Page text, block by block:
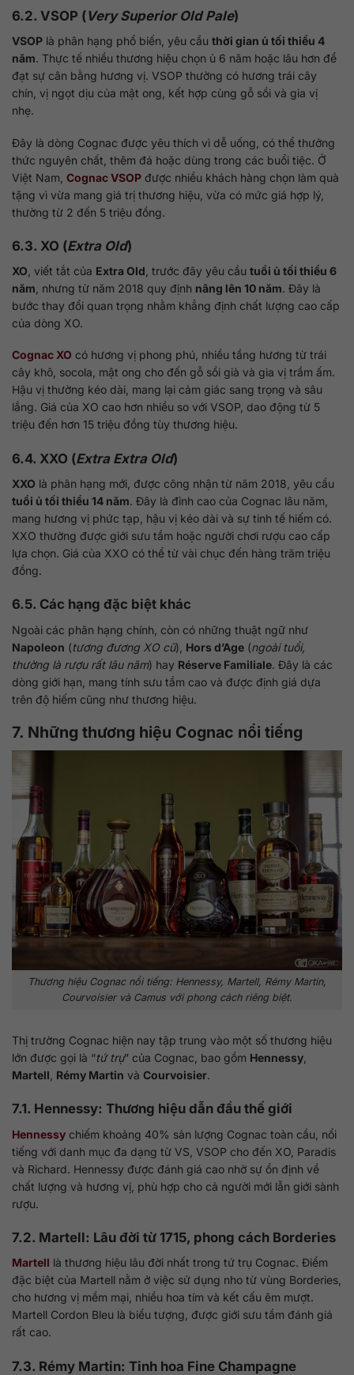
6.2. VSOP (Very Superior Old Pale)
VSOP là phân hạng phổ biến, yêu cầu thời gian ủ tối thiểu 4
năm. Thực tế nhiều thương hiệu chọn ủ 6 năm hoặc lâu hơn để
đạt sự cân bằng hương vị. VSOP thường có hương trái cây
chín, vị ngọt dịu của mật ong, kết hợp cùng gỗ sồi và gia vị
nhẹ.
Đây là dòng Cognac được yêu thích vì dễ uống, có thể thưởng
thức nguyên chất, thêm đá hoặc dùng trong các buổi tiệc. Ở
Việt Nam, Cognac VSOP được nhiều khách hàng chọn làm quà
tặng vì vừa mang giá trị thương hiệu, vừa có mức giá hợp lý,
thường từ 2 đến 5 triệu đồng.
6.3. XO (Extra Old)
XO , viết tắt của Extra Old , trước đây yêu cầu tuổi ủ tối thiểu 6
năm , nhưng từ năm 2018 quy định nâng lên 10 năm. Đây là
bước thay đổi quan trọng nhằm khẳng định chất lượng cao cấp
của dòng XO.
Cognac XO có hương vị phong phú, nhiều tầng hương từ trái
cây khô, socola, mật ong cho đến gỗ sồi già và gia vị trầm ấm.
Hậu vị thường kéo dài, mang lại cảm giác sang trọng và sâu
lắng. Giá của XO cao hơn nhiều so với VSOP, dao động từ 5
triệu đến hơn 15 triệu đồng tùy thương hiệu.
6.4. XXO (Extra Extra Old)
XXO là phân hạng mới, được công nhận từ năm 2018, yêu cầu
tuổi ủ tối thiểu 14 năm. Đây là đỉnh cao của Cognac lâu năm,
mang hương vị phức tạp, hậu vị kéo dài và sự tinh tế hiếm có.
XXO thường được giới sưu tầm hoặc người chơi rượu cao cấp
lựa chọn. Giá của XXO có thể từ vài chục đến hàng trăm triệu
đồng.
6.5. Các hạng đặc biệt khác
Ngoài các phân hạng chính, còn có những thuật ngữ như
Napoleon (tương đương XO cũ), Hors d’Age (ngoài tuổi,
thường là rượu rất lâu năm) hay Réserve Familiale. Đây là các
dòng giới hạn, mang tính sưu tầm cao và được định giá dựa
trên độ hiếm cũng như thương hiệu.
7. Những thương hiệu Cognac nổi tiếng
Thương hiệu Cognac nổi tiếng: Hennessy, Martell, Rémy Martin,
Courvoisier và Camus với phong cách riêng biệt.
Thị trường Cognac hiện nay tập trung vào một số thương hiệu
lớn được gọi là “tứ trụ” của Cognac, bao gồm Hennessy
Martell Rémy Martin và Courvoisier.
7.1. Hennessy: Thương hiệu dẫn đầu thế giới
Hennessy chiếm khoảng 40% sản lượng Cognac toàn cầu, nổi
tiếng với danh mục đa dạng từ VS, VSOP cho đến XO, Paradis
và Richard. Hennessy được đánh giá cao nhờ sự ổn định về
chất lượng và hương vị, phù hợp cho cả người mới lẫn giới sành
rượu.
7.2. Martell: Lâu đời từ 1715, phong cách Borderies
Martell là thương hiệu lâu đời nhất trong tứ trụ Cognac. Điểm
đặc biệt của Martell nằm ở việc sử dụng nho từ vùng Borderies,
cho hương vị mềm mại, nhiều hoa tím và kết cấu êm mượt.
Martell Cordon Bleu là biểu tượng, được giới sưu tầm đánh giá
rất cao.
7.3. Rémy Martin: Tinh hoa Fine Champagne